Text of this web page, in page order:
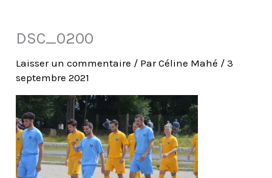
DSC_0200
Laisser un commentaire / ParCéline Mahé /3
septembre 2021